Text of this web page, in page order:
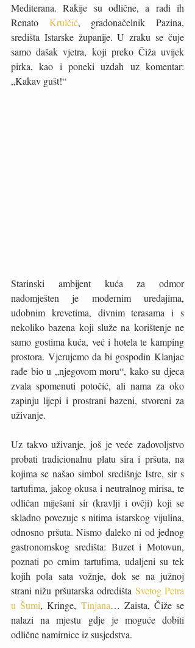
Mediterana. Rakije su odlične, a radi ih
Renato Krulčić, gradonačelnik Pazina,
središta Istarske županije. U zraku se čuje
samo dašak vjetra, koji preko Čiža uvijek
pirka, kao i poneki uzdah uz komentar:
„Kakav gušt!“
Starinski ambijent kuća za odmor
nadomješten je modernim uređajima,
udobnim krevetima, divnim terasama i s
nekoliko bazena koji služe na korištenje ne
samo gostima kuća, već i hotela te kamping
prostora. Vjerujemo da bi gospodin Klanjac
rađe bio u „njegovom moru“, kako su djeca
zvala spomenuti potočić, ali nama za oko
zapinju lijepi i prostrani bazeni, stvoreni za
uživanje.
Uz takvo uživanje, još je veće zadovoljstvo
probati tradicionalnu platu sira i pršuta, na
kojima se našao simbol središnje Istre, sir s
tartufima, jakog okusa i neutralnog mirisa, te
odličan miješani sir (kravlji i ovčji) koji se
skladno povezuje s nitima istarskog vijulina,
odnosno pršuta. Nismo daleko ni od jednog
gastronomskog središta: Buzet i Motovun,
poznati po crnim tartufima, udaljeni su tek
kojih pola sata vožnje, dok se na južnoj
strani nižu pršutarska odredišta Svetog Petra
u Šumi, Kringe, Tinjana… Zaista, Čiže se
nalazi na mjestu gdje je moguće dobiti
odlične namirnice iz susjedstva.